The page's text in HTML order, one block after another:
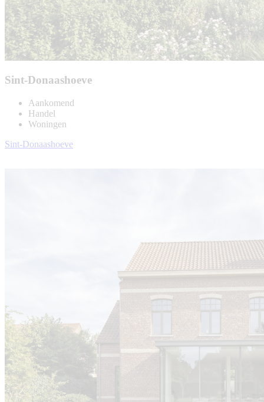
Sint-Donaashoeve
Aankomend
Handel
Woningen
Sint-Donaashoeve